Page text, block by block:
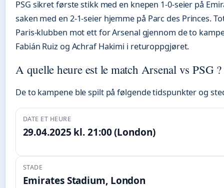
PSG sikret første stikk med en knepen 1-0-seier på
saken med en 2-1-seier hjemme på Parc des Princes.
Paris-klubben mot ett for Arsenal gjennom de to
Fabián Ruiz og Achraf Hakimi i returoppgjøret.
A quelle heure est le match Arsenal vs PSG ?
De to kampene ble spilt på følgende tidspunkter og
DATE ET HEURE
29.04.2025 kl. 21:00 (London)
STADE
Emirates Stadium, London